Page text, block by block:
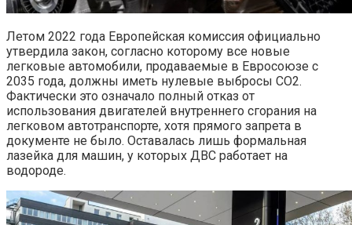
Летом 2022 года Европейская комиссия официально
утвердила закон, согласно которому все новые
легковые автомобили, продаваемые в Евросоюзе с
2035 года, должны иметь нулевые выбросы CO2.
Фактически это означало полный отказ от
использования двигателей внутреннего сгорания на
легковом автотранспорте, хотя прямого запрета в
документе не было. Оставалась лишь формальная
лазейка для машин, у которых ДВС работает на
водороде.